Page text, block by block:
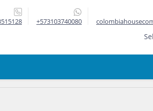
+573103740080